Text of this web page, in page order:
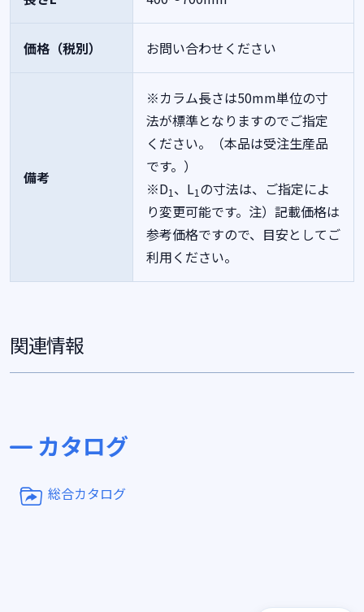
価格（税別） お問い合わせください
備考
※カラム長さは50mm単位の寸
法が標準となりますのでご指定
ください。（本品は受注生産品
です。）
※D1 、L1 の寸法は、ご指定によ
り変更可能です。注）記載価格は
参考価格ですので、目安としてご
利用ください。
関連情報
カタログ
総合カタログ